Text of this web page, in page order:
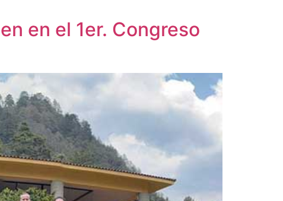
en el 1er. Congreso